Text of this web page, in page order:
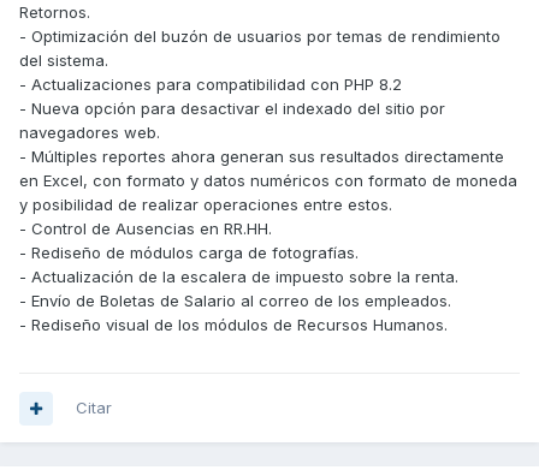
Retornos.
- Optimización del buzón de usuarios por temas de rendimiento
del sistema.
- Actualizaciones para compatibilidad con PHP 8.2
- Nueva opción para desactivar el indexado del sitio por
navegadores web.
- Múltiples reportes ahora generan sus resultados directamente
en Excel, con formato y datos numéricos con formato de moneda
y posibilidad de realizar operaciones entre estos.
- Control de Ausencias en RR.HH.
- Rediseño de módulos carga de fotografías.
- Actualización de la escalera de impuesto sobre la renta.
- Envío de Boletas de Salario al correo de los empleados.
- Rediseño visual de los módulos de Recursos Humanos.
Citar